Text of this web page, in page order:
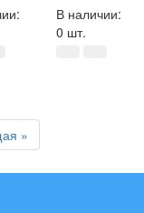
В наличии:
0 шт.
»Next